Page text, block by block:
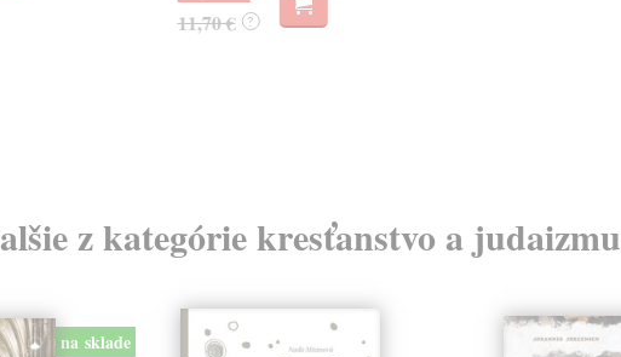
11,70 € ?
z kategórie kresťanstvo a
na sklade